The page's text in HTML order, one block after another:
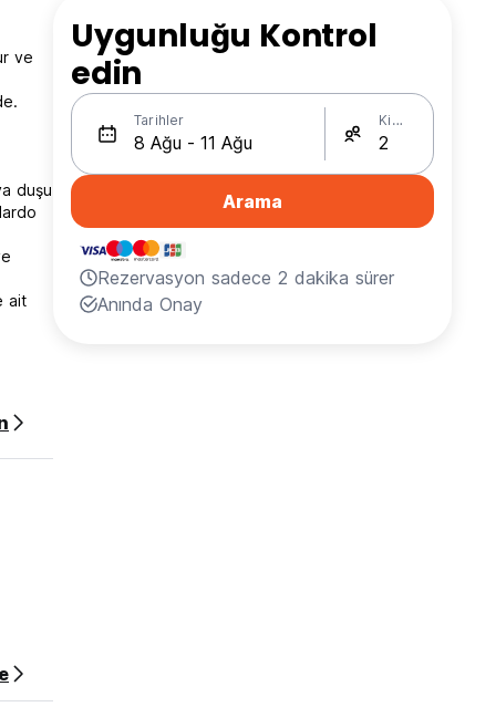
ve
duşu
ait
Uygunluğu Kontrol
edin
Tarihler Kişi Sayısı
Arama
Rezervasyon sadece 2 dakika sürer
Anında Onay